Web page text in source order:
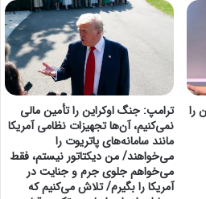
را
ترامپ: جنگ اوکراین را تأمین مالی
نمی‌کنیم، آن‌ها تجهیزات نظامی آمریکا
مانند سامانه‌های پاتریوت را
می‌خواهند/ من دیکتاتور نیستم، فقط
می‌خواهم جلوی جرم و جنایت در
آمریکا را بگیرم/ تلاش می‌کنیم که